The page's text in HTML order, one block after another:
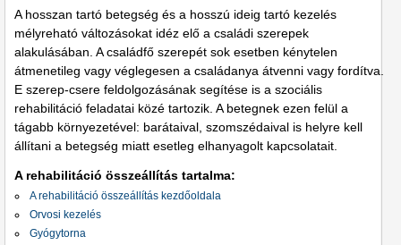
A hosszan tartó betegség és a hosszú ideig tartó kezelés
mélyreható változásokat idéz elő a családi szerepek
alakulásában. A családfő szerepét sok esetben kénytelen
átmenetileg vagy véglegesen a családanya átvenni vagy fordítva.
E szerep-csere feldolgozásának segítése is a szociális
rehabilitáció feladatai közé tartozik. A betegnek ezen felül a
tágabb környezetével: barátaival, szomszédaival is helyre kell
állítani a betegség miatt esetleg elhanyagolt kapcsolatait.
A rehabilitáció összeállítás tartalma:
A rehabilitáció összeállítás kezdőoldala
Orvosi kezelés
Gyógytorna